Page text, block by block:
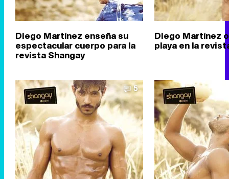
Diego Martínez enseña su
espectacular cuerpo para la
revista Shangay
Diego Martínez
playa en la
5